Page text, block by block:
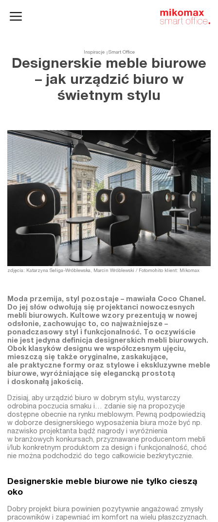
Inspiracje Smart Office
Designerskie meble biurowe
– jak urządzić biuro w
świetnym stylu
zdjęcia: Katarzyna Seliga-Wróblewska, Marcin Wróblewski / Fotomohito klient: Mikomax
Moda przemija, styl pozostaje – mawiała Coco Chanel.
Do jej słów odwołują się projektanci nowoczesnych
mebli biurowych. Kultowe wzory prezentują w nowej
odsłonie, zachowując to, co najważniejsze –
ponadczasowy styl i funkcjonalność. To oczywiście
nie jest jedyna definicja designerskich mebli biurowych.
Obok klasyków designu we współczesnym ujęciu,
mieszczą się także oryginalne, zaskakujące,
ale praktyczne formy oraz stylowe i ekskluzywne meble
biurowe, wyróżniające się elegancką prostotą
i doskonałą jakością.
Dzisiaj, aby urządzić biuro w dobrym stylu, wystarczy
odrobina poczucia smaku i… zdanie się na propozycje
dostępne obecnie na rynku meblowym. Pewną podpowiedzią
w doborze designerskiego wyposażenia biura może być np.
nazwisko projektanta bądź nagrody i wyróżnienia
w branżowych konkursach, przyznawane producentom mebli
i/lub konkretnym produktom za design i funkcjonalność, choć
nie można podchodzić do tego całkowicie bezkrytycznie.
Designerskie meble biurowe nie tylko cieszą
oko
Dobry projekt biura powinien pozytywnie angażować zmysły
pracowników i zapewniać im komfort na wielu płaszczyznach.